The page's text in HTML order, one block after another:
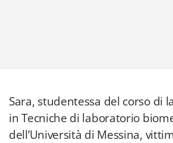
Sara, studentessa del corso di
in Tecniche di laboratorio
dell’Università di Messina,